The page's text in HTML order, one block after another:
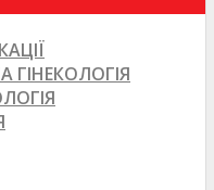
ГІНЕКОЛОГІЯ